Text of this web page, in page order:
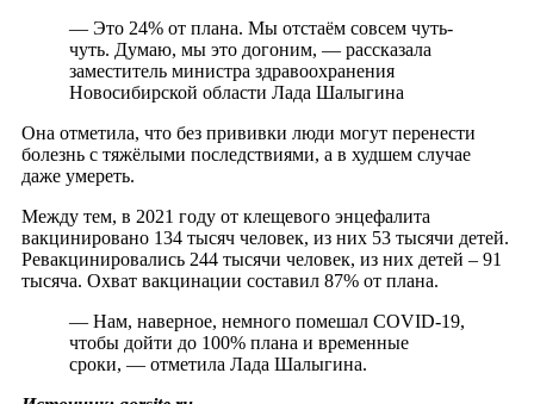
— Это 24% от плана. Мы отстаём совсем чуть-
чуть. Думаю, мы это догоним, — рассказала
заместитель министра здравоохранения
Новосибирской области Лада Шалыгина
Она отметила, что без прививки люди могут перенести
болезнь с тяжёлыми последствиями, а в худшем случае
даже умереть.
Между тем, в 2021 году от клещевого энцефалита
вакцинировано 134 тысяч человек, из них 53 тысячи детей.
Ревакцинировались 244 тысячи человек, из них детей – 91
тысяча. Охват вакцинации составил 87% от плана.
— Нам, наверное, немного помешал COVID-19,
чтобы дойти до 100% плана и временные
сроки, — отметила Лада Шалыгина.